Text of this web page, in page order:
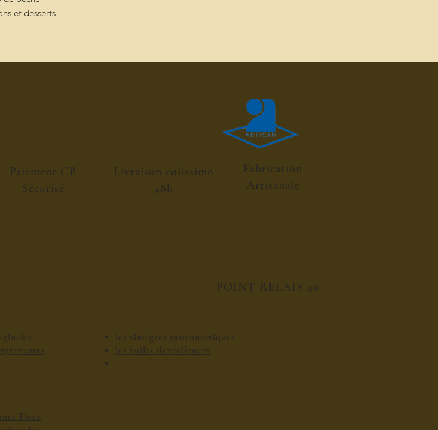
et desserts
Paiement CB
Sécurisé
Livraison colissimo
48h
Fabrication
Artisanale
Flora
POINT RELAIS 4€
les vinaigres gastronomiques
les huiles d'excellences